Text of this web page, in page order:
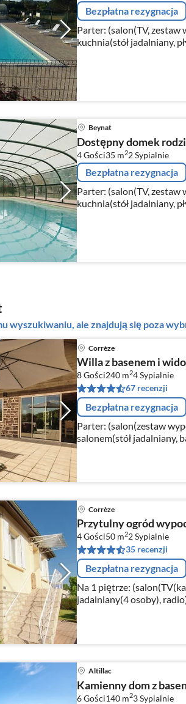
Bezpłatna rezygnacja
Parter: (salon(TV,
kuchnia(stół jadalniany,
zmywarka do na...
Beynat
Dostępny domek
4 Gości35 m22Sypialnie
Bezpłatna rezygnacja
Parter: (salon(TV,
kuchnia(stół jadalniany,
chleba, okap, zaparzacz
zmywarka do na...
wyszukiwaniu, ale znajdują się poza
Corrèze
Willa z basenem i
8 Gości240 m24Sypialnie
67 recenzji
Bezpłatna rezygnacja
Parter: (salon(zestaw
salonem(stół jadalniany,
kuchenka(4 palniki, gaz)
Corrèze
Przytulny ogród
4 Gości50 m22Sypialnie
35 recenzji
Bezpłatna rezygnacja
Na 1 piętrze:
jadalniany(4 osoby),
chleba, kuchenka(4
kawy(filter)
Altillac
Kamienny dom z
6 Gości140 m23Sypialnie